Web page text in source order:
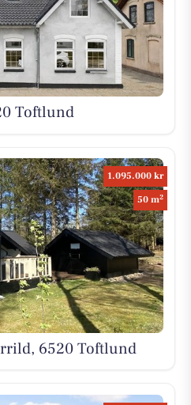
Toftlund
1.095.000 kr
50 m2
6520 Toftlund